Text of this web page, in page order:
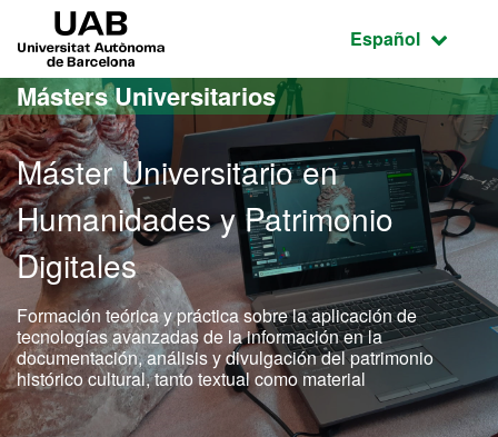
Acceso al contenido principal
Acceso a la navegación de la página
Idioma
Español
Másters Universitarios
Máster Universitario en
Humanidades y Patrimonio
Digitales
Formación teórica y práctica sobre la aplicación de
tecnologías avanzadas de la información en la
documentación, análisis y divulgación del patrimonio
histórico cultural, tanto textual como material